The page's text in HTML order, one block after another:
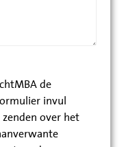
de
invul
over het